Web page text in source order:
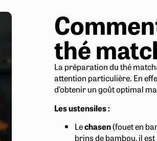
thé
La préparation du thé
attention particulière. En
d’obtenir un goût optimal
Les ustensiles :
Lechasen(fouet en
brins de bambou, il